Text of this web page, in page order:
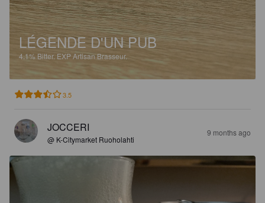
LÉGENDE D'UN PUB
4.1% Bitter. EXP Artisan Brasseur.
3.5
JOCCERI
@ K-Citymarket Ruoholahti
9 months ago